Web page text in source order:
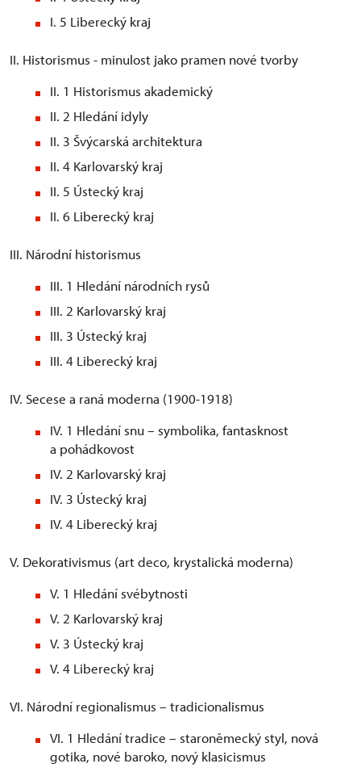
I. 5 Liberecký kraj
II. Historismus - minulost jako pramen nové tvorby
II. 1 Historismus akademický
II. 2 Hledání idyly
II. 3 Švýcarská architektura
II. 4 Karlovarský kraj
II. 5 Ústecký kraj
II. 6 Liberecký kraj
III. Národní historismus
III. 1 Hledání národních rysů
III. 2 Karlovarský kraj
III. 3 Ústecký kraj
III. 4 Liberecký kraj
IV. Secese a raná moderna (1900-1918)
IV. 1 Hledání snu – symbolika, fantasknost
a pohádkovost
IV. 2 Karlovarský kraj
IV. 3 Ústecký kraj
IV. 4 Liberecký kraj
V. Dekorativismus (art deco, krystalická moderna)
V. 1 Hledání svébytnosti
V. 2 Karlovarský kraj
V. 3 Ústecký kraj
V. 4 Liberecký kraj
VI. Národní regionalismus – tradicionalismus
VI. 1 Hledání tradice – staroněmecký styl, nová
gotika, nové baroko, nový klasicismus